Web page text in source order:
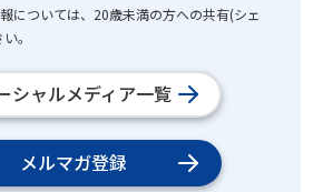
については、20歳未満の方への共有(シェ
。
シャルメディア一覧
メルマガ登録